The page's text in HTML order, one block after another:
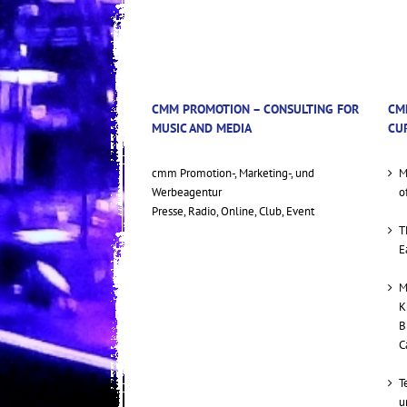
CMM PROMOTION – CONSULTING FOR
MUSIC AND MEDIA
cmm Promotion-, Marketing-, und
Werbeagentur
Presse, Radio, Online, Club, Event